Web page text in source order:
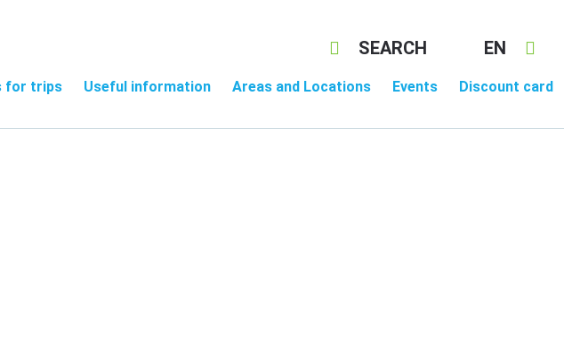
EN
SEARCH
for trips Useful information Areas and Locations Events Discount card